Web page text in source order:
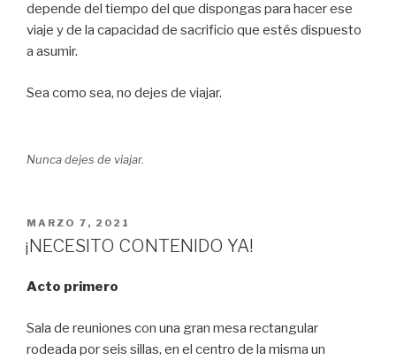
depende del tiempo del que dispongas para hacer ese
viaje y de la capacidad de sacrificio que estés dispuesto
a asumir.
Sea como sea, no dejes de viajar.
Nunca dejes de viajar.
PUBLICADO
EL
MARZO 7, 2021
¡NECESITO CONTENIDO YA!
Acto primero
Sala de reuniones con una gran mesa rectangular
rodeada por seis sillas, en el centro de la misma un